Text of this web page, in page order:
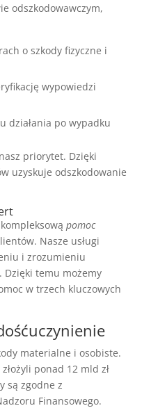
odszkodowawczym,
o szkody fizyczne i
wypowiedzi
działania po wypadku
priorytet. Dzięki
uzyskuje odszkodowanie
pomoc
Nasze usługi
i zrozumieniu
Dzięki temu możemy
w trzech kluczowych
materialne i osobiste.
ponad 12 mld zł
są zgodne z
Finansowego.